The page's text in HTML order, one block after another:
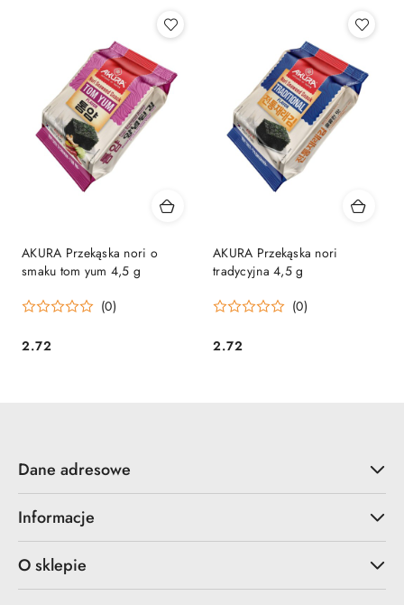
AKURA Przekąska nori o
smaku tom yum 4,5 g
(0)
Cena:
2.72
AKURA Przekąska nori
tradycyjna 4,5 g
(0)
Cena:
2.72
Dane adresowe
Informacje
O sklepie